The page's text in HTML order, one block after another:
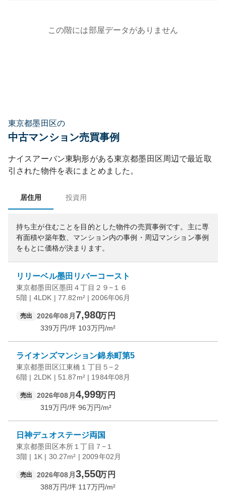
この階には部屋データがありません
東京都墨田区の
中古マンション売買事例
ナイスアーバン東駒形がある東京都墨田区周辺で最近取
引された物件を表にまとめました。
居住用 投資用
持ち主が住むことを目的とした物件の売買事例です。 主に専
有面積や築年数、マンション内の事例・周辺マンション事例
をもとに価格が決まります。
リリーベル墨田リバーコースト
東京都墨田区墨田４丁目２９−１６
5階 | 4LDK | 77.82m² | 2006年06月
売出 2026年08月 7,980万円
339万円/坪 103万円/m²
ライオンズマンション錦糸町第5
東京都墨田区江東橋１丁目５−２
6階 | 2LDK | 51.87m² | 1984年08月
売出 2026年08月 4,999万円
319万円/坪 96万円/m²
日神デュオステージ両国
東京都墨田区本所１丁目７−１
3階 | 1K | 30.27m² | 2009年02月
売出 2026年08月 3,550万円
388万円/坪 117万円/m²